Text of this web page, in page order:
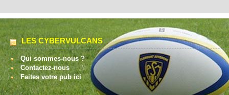
LES CYBERVULCANS
Qui sommes-nous ?
Contactez-nous
Faites votre pub ici